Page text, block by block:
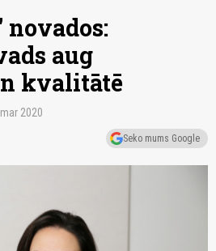
aug
kvalitātē
2020
Seko mums Google